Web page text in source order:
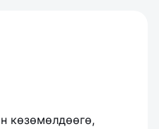
көзөмөлдөөгө,